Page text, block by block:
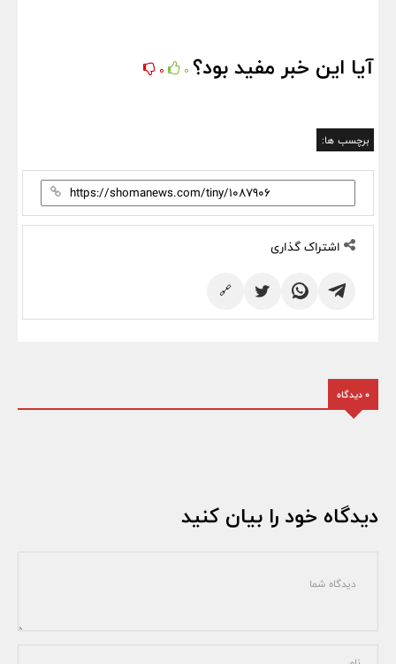
آیا این خبر مفید بود؟ 0
0
برچسب ها:
اشتراک گذاری
🔗
0 دیدگاه
دیدگاه خود را بیان کنید